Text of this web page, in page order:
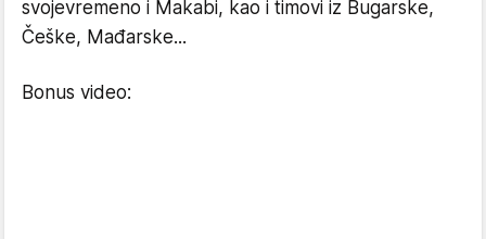
svojevremeno i Makabi, kao i timovi iz Bugarske,
Češke, Mađarske...
Bonus video: